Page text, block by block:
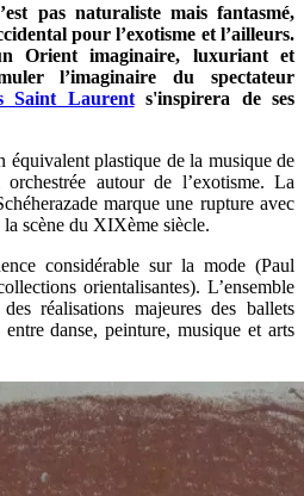
pas naturaliste mais fantasmé,
pour l’exotisme et l’ailleurs.
Orient imaginaire, luxuriant et
l’imaginaire du spectateur
Saint Laurents'inspirera de ses
équivalent plastique de la musique de
autour de l’exotisme. La
marque une rupture avec
scène du XIXème siècle.
considérable sur la mode (Paul
orientalisantes). L’ensemble
réalisations majeures des ballets
danse, peinture, musique et arts